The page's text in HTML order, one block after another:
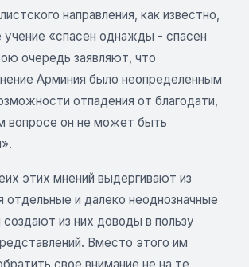
направления, как известно,
«спасен однажды - спасен
очередь заявляют, что
Арминия было неопределенным
отпадения от благодати,
вопросе он не может быть
этих мнений выдергивают из
отдельные и далеко неоднозначные
из них доводы в пользу
Вместо этого им